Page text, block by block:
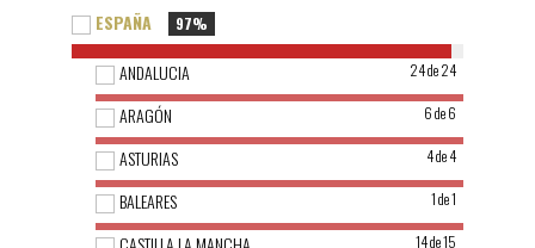
ESPAÑA 97%
ANDALUCIA 24 de 24
ARAGÓN 6 de 6
ASTURIAS 4 de 4
BALEARES 1 de 1
14 de 15